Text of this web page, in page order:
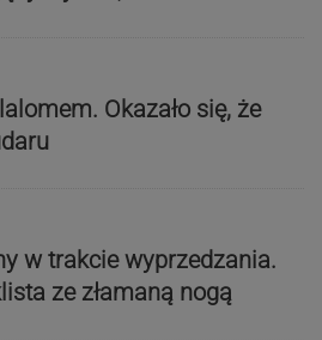
Okazało się, że
w trakcie wyprzedzania.
ze złamaną nogą